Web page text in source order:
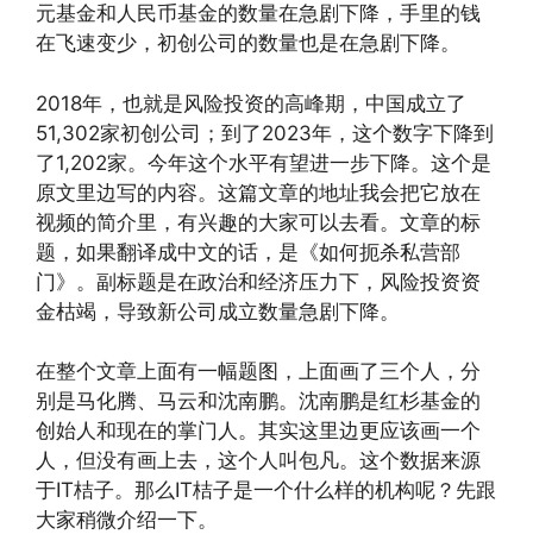
元基金和人民币基金的数量在急剧下降，手里的钱
在飞速变少，初创公司的数量也是在急剧下降。
2018年，也就是风险投资的高峰期，中国成立了
51,302家初创公司；到了2023年，这个数字下降到
了1,202家。今年这个水平有望进一步下降。这个是
原文里边写的内容。这篇文章的地址我会把它放在
视频的简介里，有兴趣的大家可以去看。文章的标
题，如果翻译成中文的话，是《如何扼杀私营部
门》。副标题是在政治和经济压力下，风险投资资
金枯竭，导致新公司成立数量急剧下降。
在整个文章上面有一幅题图，上面画了三个人，分
别是马化腾、马云和沈南鹏。沈南鹏是红杉基金的
创始人和现在的掌门人。其实这里边更应该画一个
人，但没有画上去，这个人叫包凡。这个数据来源
于IT桔子。那么IT桔子是一个什么样的机构呢？先跟
大家稍微介绍一下。